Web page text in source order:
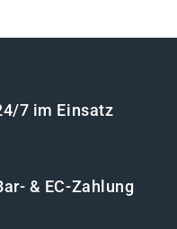
7 im Einsatz
& EC-Zahlung